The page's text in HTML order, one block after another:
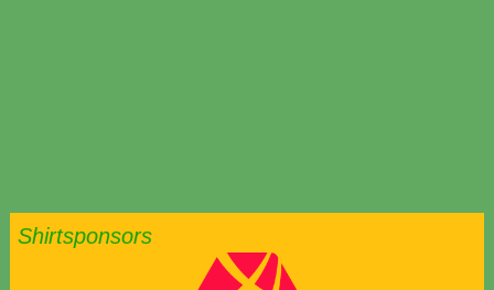
Shirtsponsors